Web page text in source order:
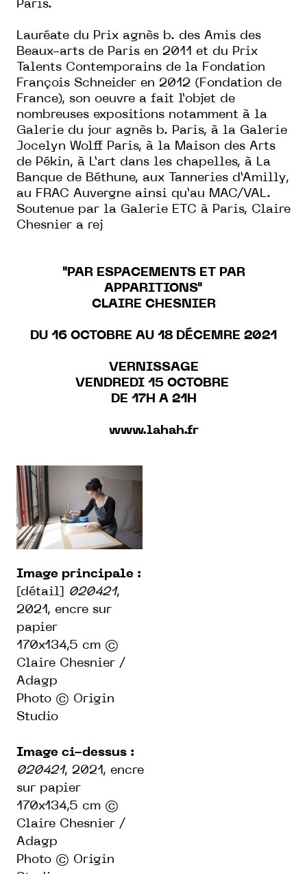
Paris.
Lauréate du Prix agnès b. des Amis des
Beaux-arts de Paris en 2011 et du Prix
Talents Contemporains de la Fondation
François Schneider en 2012 (Fondation de
France), son oeuvre a fait l’objet de
nombreuses expositions notamment à la
Galerie du jour agnès b. Paris, à la Galerie
Jocelyn Wolff Paris, à la Maison des Arts
de Pékin, à L’art dans les chapelles, à La
Banque de Béthune, aux Tanneries d’Amilly,
au FRAC Auvergne ainsi qu’au MAC/VAL.
Soutenue par la Galerie ETC à Paris, Claire
Chesnier a rej
"PAR ESPACEMENTS ET PAR
APPARITIONS"
CLAIRE CHESNIER
DU 16 OCTOBRE AU 18 DÉCEMRE 2021
VERNISSAGE
VENDREDI 15 OCTOBRE
DE 17H A 21H
www.lahah.fr
Image principale :
[détail]
020421,
2021, encre sur
papier
170x134,5 cm ©
Claire Chesnier /
Adagp
Photo © Origin
Studio
Image ci-dessus :
020421, 2021, encre
sur papier
170x134,5 cm ©
Claire Chesnier /
Adagp
Photo © Origin